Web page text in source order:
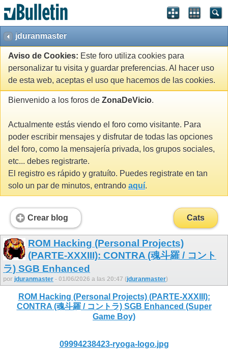
jduranmaster
Aviso de Cookies: Este foro utiliza cookies para
personalizar tu visita y guardar preferencias. Al hacer uso
de esta web, aceptas el uso que hacemos de las cookies.
Bienvenido a los foros de ZonaDeVicio.
Actualmente estás viendo el foro como visitante. Para
poder escribir mensajes y disfrutar de todas las opciones
del foro, como la mensajería privada, los grupos sociales,
etc... debes registrarte.
El registro es rápido y gratuíto. Puedes registrate en tan
solo un par de minutos, entrando aquí.
Crear blog Cats
ROM Hacking (Personal Projects)
(PARTE-XXXIII): CONTRA (魂斗羅 / コント
ラ) SGB Enhanced
por jduranmaster - 01/06/2026 a las 20:47 (jduranmaster)
ROM Hacking (Personal Projects) (PARTE-XXXIII):
CONTRA (魂斗羅 / コントラ) SGB Enhanced (Super
Game Boy)
09994238423-ryoga-logo.jpg